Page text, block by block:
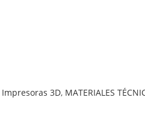
3D, MATERIALES